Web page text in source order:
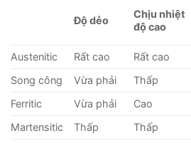
Độ dẻo
Chịu nhiệt
độ cao
Austenitic Rất cao Rất cao
Song công
Vừa phải Thấp
Ferritic
Vừa phải Cao
Martensitic
Thấp Thấp